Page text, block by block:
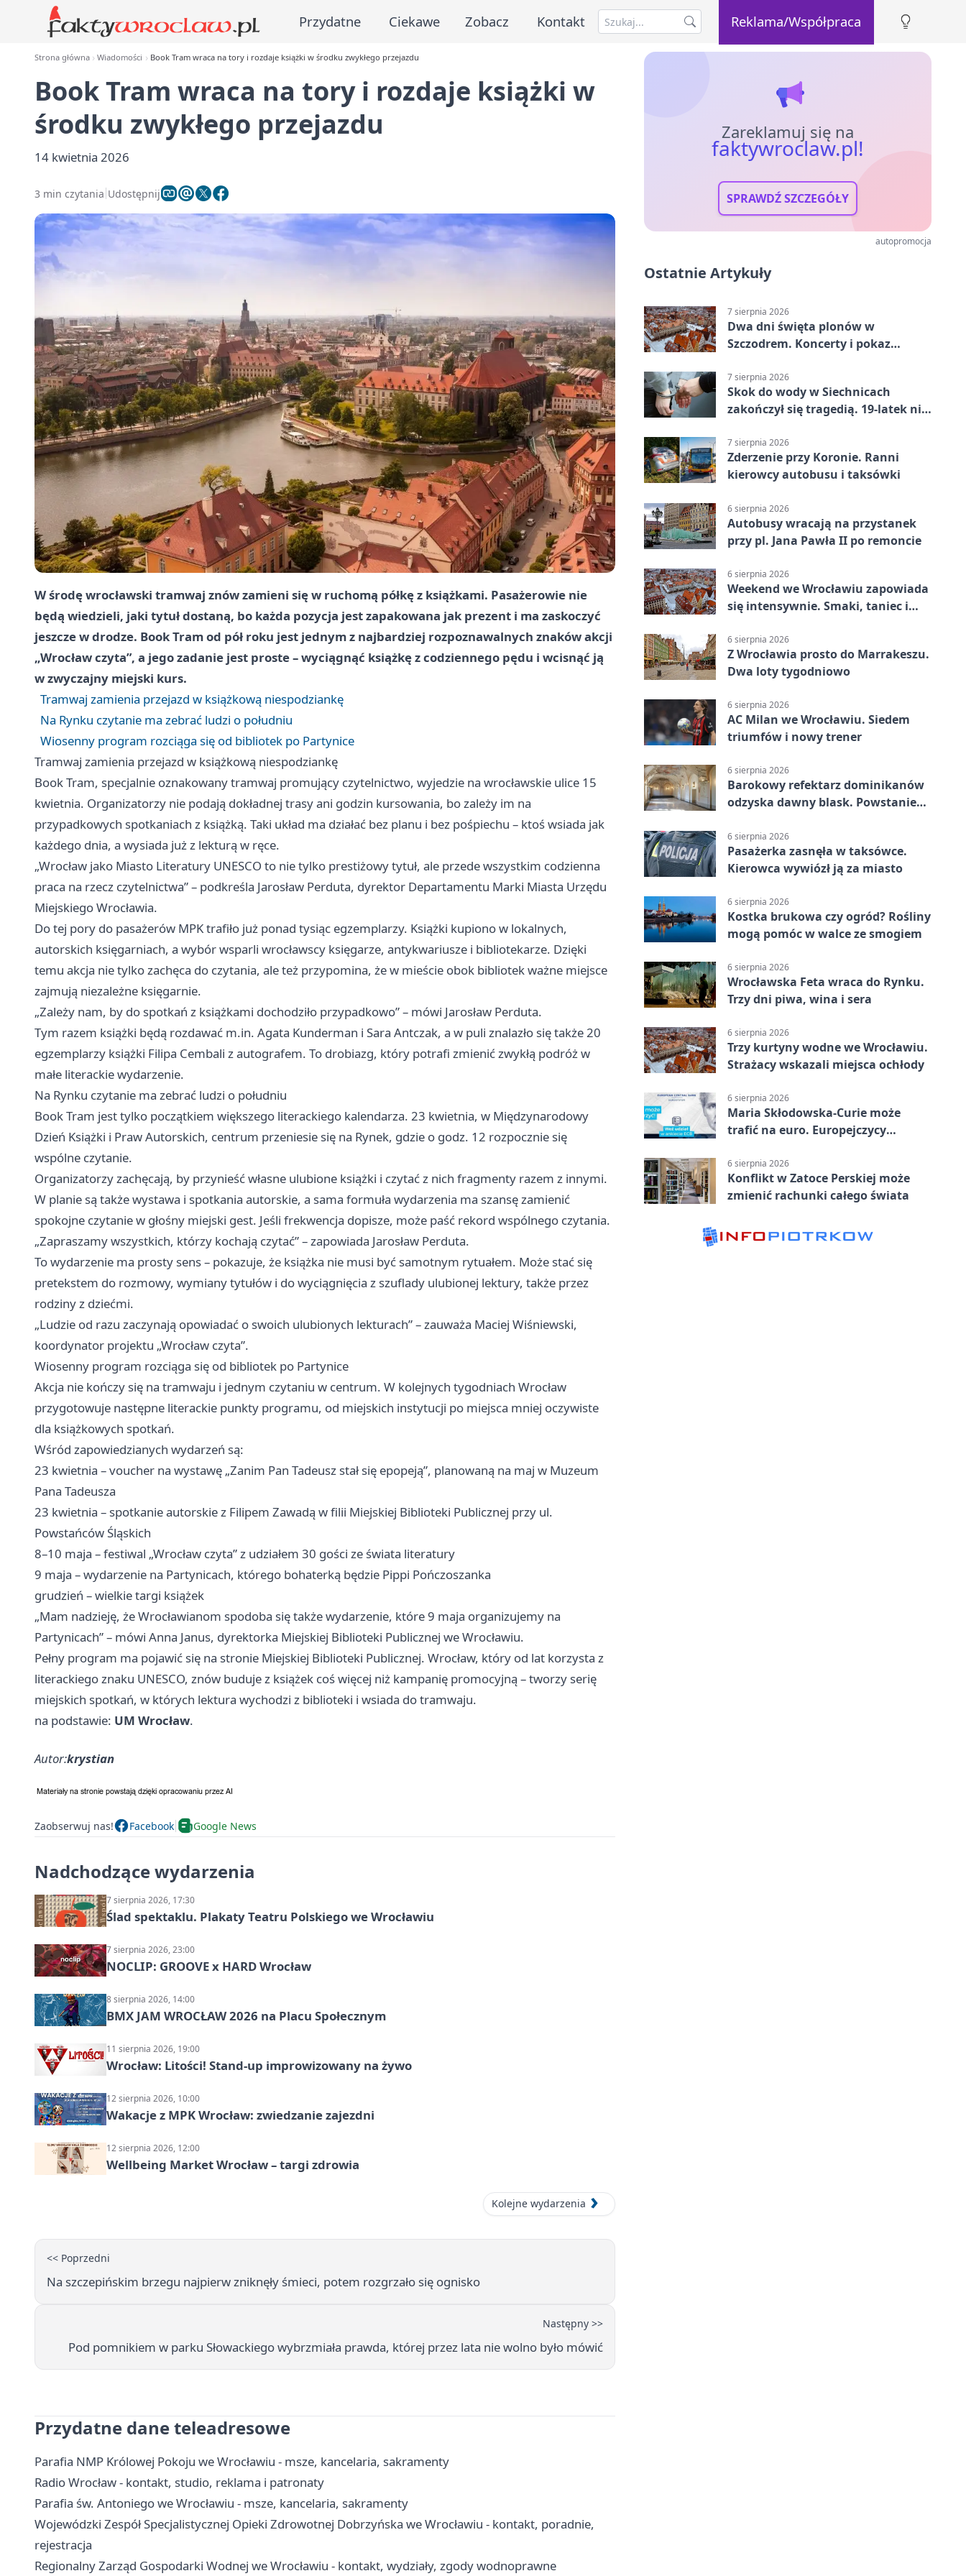
Przydatne Ciekawe Zobacz Kontakt Reklama/Współpraca
Strona główna Wiadomości Book Tram wraca na tory i rozdaje książki w środku zwykłego przejazdu
Book Tram wraca na tory i rozdaje książki w
środku zwykłego przejazdu
14 kwietnia 2026
3 min czytania Udostępnij
W środę wrocławski tramwaj znów zamieni się w ruchomą półkę z książkami. Pasażerowie nie
będą wiedzieli, jaki tytuł dostaną, bo każda pozycja jest zapakowana jak prezent i ma zaskoczyć
jeszcze w drodze. Book Tram od pół roku jest jednym z najbardziej rozpoznawalnych znaków akcji
„Wrocław czyta”, a jego zadanie jest proste – wyciągnąć książkę z codziennego pędu i wcisnąć ją
w zwyczajny miejski kurs.
Tramwaj zamienia przejazd w książkową niespodziankę
Na Rynku czytanie ma zebrać ludzi o południu
Wiosenny program rozciąga się od bibliotek po Partynice
Tramwaj zamienia przejazd w książkową niespodziankę
Book Tram, specjalnie oznakowany tramwaj promujący czytelnictwo, wyjedzie na wrocławskie ulice 15
kwietnia. Organizatorzy nie podają dokładnej trasy ani godzin kursowania, bo zależy im na
przypadkowych spotkaniach z książką. Taki układ ma działać bez planu i bez pośpiechu – ktoś wsiada jak
każdego dnia, a wysiada już z lekturą w ręce.
„Wrocław jako Miasto Literatury UNESCO to nie tylko prestiżowy tytuł, ale przede wszystkim codzienna
praca na rzecz czytelnictwa” – podkreśla Jarosław Perduta, dyrektor Departamentu Marki Miasta Urzędu
Miejskiego Wrocławia.
Do tej pory do pasażerów MPK trafiło już ponad tysiąc egzemplarzy. Książki kupiono w lokalnych,
autorskich księgarniach, a wybór wsparli wrocławscy księgarze, antykwariusze i bibliotekarze. Dzięki
temu akcja nie tylko zachęca do czytania, ale też przypomina, że w mieście obok bibliotek ważne miejsce
zajmują niezależne księgarnie.
„Zależy nam, by do spotkań z książkami dochodziło przypadkowo” – mówi Jarosław Perduta.
Tym razem książki będą rozdawać m.in. Agata Kunderman i Sara Antczak, a w puli znalazło się także 20
egzemplarzy książki Filipa Cembali z autografem. To drobiazg, który potrafi zmienić zwykłą podróż w
małe literackie wydarzenie.
Na Rynku czytanie ma zebrać ludzi o południu
Book Tram jest tylko początkiem większego literackiego kalendarza. 23 kwietnia, w Międzynarodowy
Dzień Książki i Praw Autorskich, centrum przeniesie się na Rynek, gdzie o godz. 12 rozpocznie się
wspólne czytanie.
Organizatorzy zachęcają, by przynieść własne ulubione książki i czytać z nich fragmenty razem z innymi.
W planie są także wystawa i spotkania autorskie, a sama formuła wydarzenia ma szansę zamienić
spokojne czytanie w głośny miejski gest. Jeśli frekwencja dopisze, może paść rekord wspólnego czytania.
„Zapraszamy wszystkich, którzy kochają czytać” – zapowiada Jarosław Perduta.
To wydarzenie ma prosty sens – pokazuje, że książka nie musi być samotnym rytuałem. Może stać się
pretekstem do rozmowy, wymiany tytułów i do wyciągnięcia z szuflady ulubionej lektury, także przez
rodziny z dziećmi.
„Ludzie od razu zaczynają opowiadać o swoich ulubionych lekturach” – zauważa Maciej Wiśniewski,
koordynator projektu „Wrocław czyta”.
Wiosenny program rozciąga się od bibliotek po Partynice
Akcja nie kończy się na tramwaju i jednym czytaniu w centrum. W kolejnych tygodniach Wrocław
przygotowuje następne literackie punkty programu, od miejskich instytucji po miejsca mniej oczywiste
dla książkowych spotkań.
Wśród zapowiedzianych wydarzeń są:
23 kwietnia – voucher na wystawę „Zanim Pan Tadeusz stał się epopeją”, planowaną na maj w Muzeum
Pana Tadeusza
23 kwietnia – spotkanie autorskie z Filipem Zawadą w filii Miejskiej Biblioteki Publicznej przy ul.
Powstańców Śląskich
8–10 maja – festiwal „Wrocław czyta” z udziałem 30 gości ze świata literatury
9 maja – wydarzenie na Partynicach, którego bohaterką będzie Pippi Pończoszanka
grudzień – wielkie targi książek
„Mam nadzieję, że Wrocławianom spodoba się także wydarzenie, które 9 maja organizujemy na
Partynicach” – mówi Anna Janus, dyrektorka Miejskiej Biblioteki Publicznej we Wrocławiu.
Pełny program ma pojawić się na stronie Miejskiej Biblioteki Publicznej. Wrocław, który od lat korzysta z
literackiego znaku UNESCO, znów buduje z książek coś więcej niż kampanię promocyjną – tworzy serię
miejskich spotkań, w których lektura wychodzi z biblioteki i wsiada do tramwaju.
na podstawie: UM Wrocław.
Autor:krystian
Zaobserwuj nas! Facebook Google News
Nadchodzące wydarzenia
7 sierpnia 2026, 17:30
Ślad spektaklu. Plakaty Teatru Polskiego we Wrocławiu
7 sierpnia 2026, 23:00
NOCLIP: GROOVE x HARD Wrocław
8 sierpnia 2026, 14:00
BMX JAM WROCŁAW 2026 na Placu Społecznym
11 sierpnia 2026, 19:00
Wrocław: Litości! Stand-up improwizowany na żywo
12 sierpnia 2026, 10:00
Wakacje z MPK Wrocław: zwiedzanie zajezdni
12 sierpnia 2026, 12:00
Wellbeing Market Wrocław – targi zdrowia
Kolejne wydarzenia
<< Poprzedni
Na szczepińskim brzegu najpierw zniknęły śmieci, potem rozgrzało się ognisko
Następny >>
Pod pomnikiem w parku Słowackiego wybrzmiała prawda, której przez lata nie wolno było mówić
Przydatne dane teleadresowe
Parafia NMP Królowej Pokoju we Wrocławiu - msze, kancelaria, sakramenty
Radio Wrocław - kontakt, studio, reklama i patronaty
Parafia św. Antoniego we Wrocławiu - msze, kancelaria, sakramenty
Wojewódzki Zespół Specjalistycznej Opieki Zdrowotnej Dobrzyńska we Wrocławiu - kontakt, poradnie,
rejestracja
Regionalny Zarząd Gospodarki Wodnej we Wrocławiu - kontakt, wydziały, zgody wodnoprawne
Zareklamuj się na
faktywroclaw.pl!
SPRAWDŹ SZCZEGÓŁY
autopromocja
Ostatnie Artykuły
7 sierpnia 2026
Dwa dni święta plonów w
Szczodrem. Koncerty i pokaz
7 sierpnia 2026
Skok do wody w Siechnicach
zakończył się tragedią. 19-latek nie
7 sierpnia 2026
Zderzenie przy Koronie. Ranni
kierowcy autobusu i taksówki
6 sierpnia 2026
Autobusy wracają na przystanek
przy pl. Jana Pawła II po remoncie
6 sierpnia 2026
Weekend we Wrocławiu zapowiada
się intensywnie. Smaki, taniec i
6 sierpnia 2026
Z Wrocławia prosto do Marrakeszu.
Dwa loty tygodniowo
6 sierpnia 2026
AC Milan we Wrocławiu. Siedem
triumfów i nowy trener
6 sierpnia 2026
Barokowy refektarz dominikanów
odzyska dawny blask. Powstanie
6 sierpnia 2026
Pasażerka zasnęła w taksówce.
Kierowca wywiózł ją za miasto
6 sierpnia 2026
Kostka brukowa czy ogród? Rośliny
mogą pomóc w walce ze smogiem
6 sierpnia 2026
Wrocławska Feta wraca do Rynku.
Trzy dni piwa, wina i sera
6 sierpnia 2026
Trzy kurtyny wodne we Wrocławiu.
Strażacy wskazali miejsca ochłody
6 sierpnia 2026
Maria Skłodowska-Curie może
trafić na euro. Europejczycy
6 sierpnia 2026
Konflikt w Zatoce Perskiej może
zmienić rachunki całego świata